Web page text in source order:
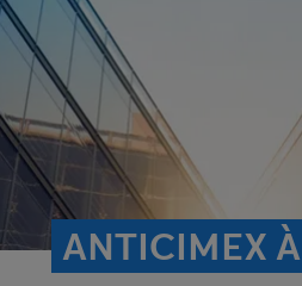
ANTICIMEX À